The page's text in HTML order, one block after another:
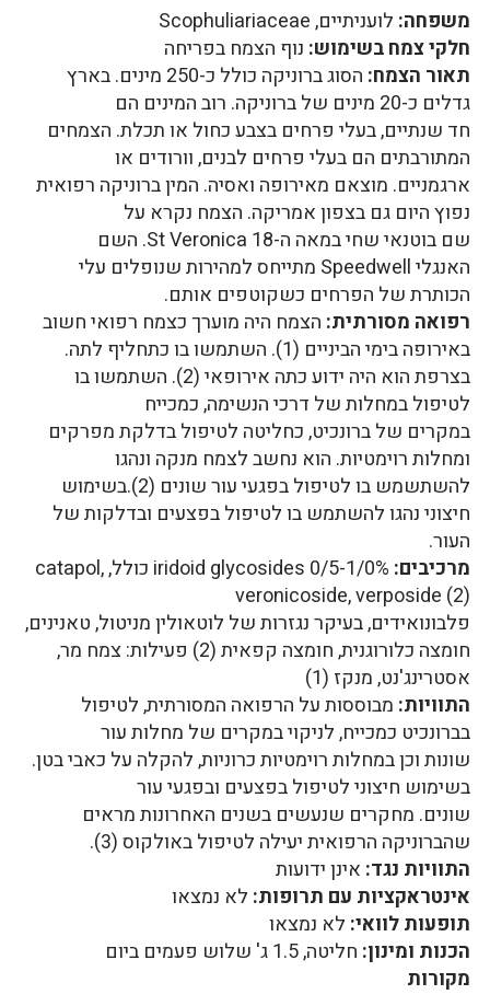
משפחה: לועניתיים, Scophuliariaceae
חלקי צמח בשימוש: נוף הצמח בפריחה
תאור הצמח:
הסוג ברוניקה כולל כ-250 מינים. בארץ
גדלים כ-20 מינים של ברוניקה. רוב המינים הם
חד שנתיים, בעלי פרחים בצבע כחול או תכלת. הצמחים
המתורבתים הם בעלי פרחים לבנים, וורודים או
ארגמניים. מוצאם מאירופה ואסיה. המין ברוניקה רפואית
נפוץ היום גם בצפון אמריקה. הצמח נקרא על
שם בוטנאי שחי במאה ה-18 St Veronica. השם
האנגלי Speedwell מתייחס למהירות שנופלים עלי
הכותרת של הפרחים כשקוטפים אותם.
רפואה מסורתית: הצמח היה מוערך כצמח רפואי חשוב
באירופה בימי הביניים (1). השתמשו בו כתחליף לתה.
בצרפת הוא היה ידוע כתה אירופאי (2). השתמשו בו
לטיפול במחלות של דרכי הנשימה, כמכייח
במקרים של ברונכיט, כחליטה לטיפול בדלקת מפרקים
ומחלות רוימטיות. הוא נחשב לצמח מנקה ונהגו
להשתשמש בו לטיפול בפגעי עור שונים (2).בשימוש
חיצוני נהגו להשתמש בו לטיפול בפצעים ובדלקות של
העור.
מרכיבים:
iridoid glycosides 0/5-1/0% כולל, catapol,
veronicoside, verposide (2)
פלבונואידים, בעיקר נגזרות של לוטאולין מניטול, טאנינים,
חומצה כלורוגנית, חומצה קפאית (2) פעילות: צמח מר,
אסטרינג'נט, מנקז (1)
התוויות: מבוססות על הרפואה המסורתית, לטיפול
בברונכיט כמכייח, לניקוי במקרים של מחלות עור
שונות וכן במחלות רוימטיות כרוניות, להקלה על כאבי בטן.
בשימוש חיצוני לטיפול בפצעים ובפגעי עור
שונים. מחקרים שנעשים בשנים האחרונות מראים
שהברוניקה הרפואית יעילה לטיפול באולקוס (3).
התוויות נגד: אינן ידועות
אינטראקציות עם תרופות: לא נמצאו
תופעות לוואי: לא נמצאו
הכנות ומינון: חליטה, 1.5 ג' שלוש פעמים ביום
מקורות